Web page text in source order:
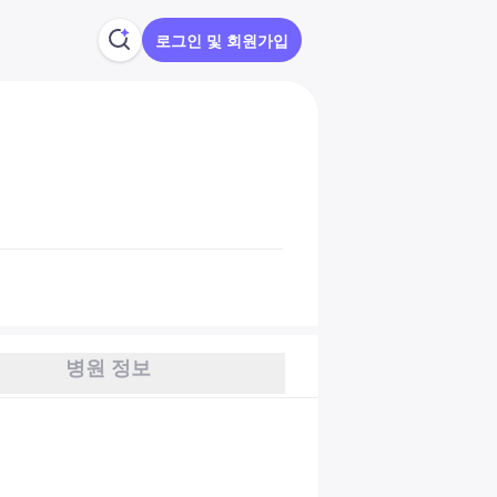
로그인 및 회원가입
병원 정보